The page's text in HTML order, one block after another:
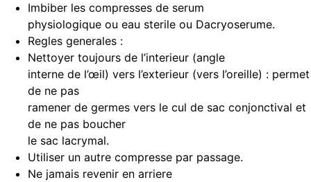
Imbiber les compresses de serum
physiologique ou eau sterile ou Dacryoserume.
Regles generales :
Nettoyer toujours de l’interieur (angle
interne de l’œil) vers l’exterieur (vers l’oreille) : permet
de ne pas
ramener de germes vers le cul de sac conjonctival et
de ne pas boucher
le sac lacrymal.
Utiliser un autre compresse par passage.
Ne jamais revenir en arriere